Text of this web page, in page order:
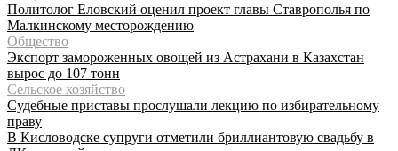
Политолог Еловский оценил проект главы Ставрополья по
Малкинскому месторождению
Общество
Экспорт замороженных овощей из Астрахани в Казахстан
вырос до 107 тонн
Сельское хозяйство
Судебные приставы прослушали лекцию по избирательному
праву
В Кисловодске супруги отметили бриллиантовую свадьбу в